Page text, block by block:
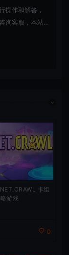
操作和解答，
询客服，本站
卡组
游戏
0